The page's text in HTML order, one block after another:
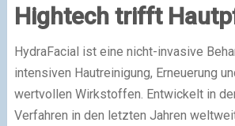
Hightech trifft
HydraFacial ist eine nicht-invasive
intensiven Hautreinigung, Erneuerung
wertvollen Wirkstoffen. Entwickelt in
Verfahren in den letzten Jahren